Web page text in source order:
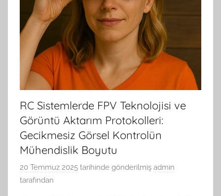
RC Sistemlerde FPV Teknolojisi ve
Görüntü Aktarım Protokolleri:
Gecikmesiz Görsel Kontrolün
Mühendislik Boyutu
20 Temmuz 2025 tarihinde gönderilmiş admin
tarafından